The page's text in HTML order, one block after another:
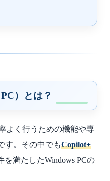
）とは？
よく行うための機能や専
す。その中でもCopilot+
を満たしたWindows PCの